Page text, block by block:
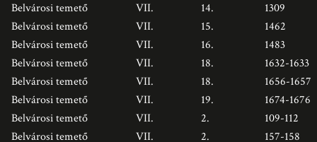
Belvárosi temető
VII. 14.
1309
Belvárosi temető
VII. 15.
1462
Belvárosi temető
VII. 16.
1483
Belvárosi temető
VII. 18.
1632-1633
Belvárosi temető
VII. 18.
1656-1657
Belvárosi temető
VII. 19.
1674-1676
Belvárosi temető
VII. 2.
109-112
Belvárosi temető
VII. 2.
157-158